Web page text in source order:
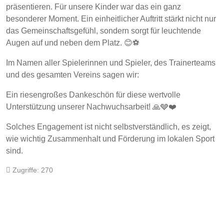
präsentieren. Für unsere Kinder war das ein ganz
besonderer Moment. Ein einheitlicher Auftritt stärkt nicht nur
das Gemeinschaftsgefühl, sondern sorgt für leuchtende
Augen auf und neben dem Platz. 😊⚽
Im Namen aller Spielerinnen und Spieler, des Trainerteams
und des gesamten Vereins sagen wir:
Ein riesengroßes Dankeschön für diese wertvolle
Unterstützung unserer Nachwuchsarbeit! 🙏🩶❤️
Solches Engagement ist nicht selbstverständlich, es zeigt,
wie wichtig Zusammenhalt und Förderung im lokalen Sport
sind.
Zugriffe: 270